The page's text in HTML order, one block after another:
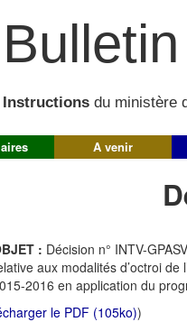
Instructions du ministère
A venir
: Décision n° INTV-
aux modalités d’octroi
2016 en application du
le PDF (105ko))